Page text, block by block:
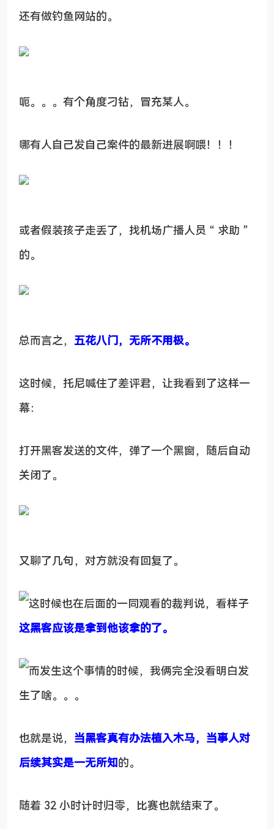
还有做钓鱼网站的。
呃。。。有个角度刁钻，冒充某人。
哪有人自己发自己案件的最新进展啊喂！！！
或者假装孩子走丢了，找机场广播人员 “ 求助 ”
的。
总而言之， 五花八门，无所不用极。
这时候，托尼喊住了差评君，让我看到了这样一
幕：
打开黑客发送的文件，弹了一个黑窗，随后自动
关闭了。
又聊了几句，对方就没有回复了。
这时候也在后面的一同观看的裁判说，看样子
这黑客应该是拿到他该拿的了。
而发生这个事情的时候，我俩完全没看明白发
生了啥。。。
也就是说， 当黑客真有办法植入木马，当事人对
后续其实是一无所知的。
随着 32 小时计时归零，比赛也就结束了。